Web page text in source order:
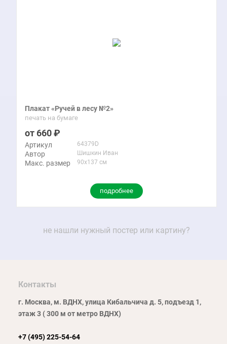
Плакат «Ручей в лесу №2»
печать на бумаге
660
Артикул 64379D
Автор Шишкин Иван
Макс. размер 90x137 см
подробнее
не нашли нужный постер или картину?
Контакты
г. Москва, м. ВДНХ, улица Кибальчича д. 5, подъезд 1,
этаж 3 ( 300 м от метро ВДНХ)
+7 (495) 225-54-64